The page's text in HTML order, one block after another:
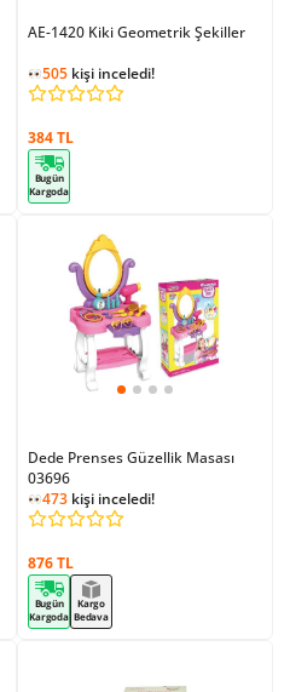
AE-1420 Kiki Geometrik Şekiller
505 kişi inceledi!
384 TL
Bugün
Kargoda
Dede Prenses Güzellik Masası
03696
473 kişi inceledi!
876 TL
Bugün
Kargoda
Kargo
Bedava